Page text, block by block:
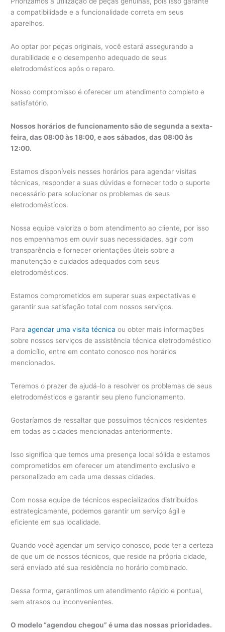
a compatibilidade e a funcionalidade correta em seus
aparelhos.
Ao optar por peças originais, você estará assegurando a
durabilidade e o desempenho adequado de seus
eletrodomésticos após o reparo.
Nosso compromisso é oferecer um atendimento completo e
satisfatório.
Nossos horários de funcionamento são de segunda a sexta-
feira, das 08:00 às 18:00, e aos sábados, das 08:00 às
12:00.
Estamos disponíveis nesses horários para agendar visitas
técnicas, responder a suas dúvidas e fornecer todo o suporte
necessário para solucionar os problemas de seus
eletrodomésticos.
Nossa equipe valoriza o bom atendimento ao cliente, por isso
nos empenhamos em ouvir suas necessidades, agir com
transparência e fornecer orientações úteis sobre a
manutenção e cuidados adequados com seus
eletrodomésticos.
Estamos comprometidos em superar suas expectativas e
garantir sua satisfação total com nossos serviços.
Paraagendar uma visita técnica ou obter mais informações
sobre nossos serviços de assistência técnica eletrodoméstico
a domicílio, entre em contato conosco nos horários
mencionados.
Teremos o prazer de ajudá-lo a resolver os problemas de seus
eletrodomésticos e garantir seu pleno funcionamento.
Gostaríamos de ressaltar que possuímos técnicos residentes
em todas as cidades mencionadas anteriormente.
Isso significa que temos uma presença local sólida e estamos
comprometidos em oferecer um atendimento exclusivo e
personalizado em cada uma dessas cidades.
Com nossa equipe de técnicos especializados distribuídos
estrategicamente, podemos garantir um serviço ágil e
eficiente em sua localidade.
Quando você agendar um serviço conosco, pode ter a certeza
de que um de nossos técnicos, que reside na própria cidade,
será enviado até sua residência no horário combinado.
Dessa forma, garantimos um atendimento rápido e pontual,
sem atrasos ou inconvenientes.
O modelo “agendou chegou” é uma das nossas prioridades.